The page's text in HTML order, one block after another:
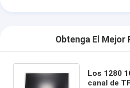
Obtenga El Mejor
Los 1280
canal de